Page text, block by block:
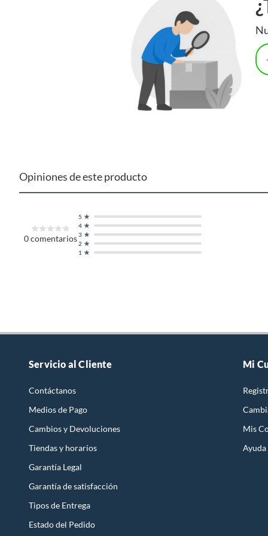
Opiniones de este producto
0comentarios
1
2
3
4
5
Servicio al Cliente
Contáctanos
Medios de Pago
Cambios y Devoluciones
Tiendas y horarios
Garantía Legal
Garantía de satisfacción
Tipos de Entrega
Estado del Pedido
Mi
Mis
Ayuda